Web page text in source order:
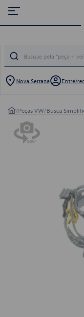
Nova Serrana Entre/
/Peças VW/Busca